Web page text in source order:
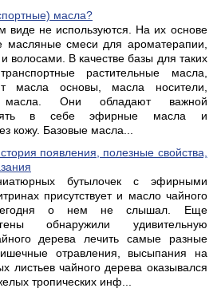
масла?
не используются. На их основе
масляные смеси для ароматерапии,
волосами. В качестве базы для таких
растительные масла,
масла основы, масла носители,
масла. Они обладают важной
в себе эфирные масла и
кожу. Базовые масла...
появления, полезные свойства,
бутылочек с эфирными
присутствует и масло чайного
о нем не слышал. Еще
обнаружили удивительную
дерева лечить самые разные
отравления, высыпания на
листьев чайного дерева оказывался
тропических инф...